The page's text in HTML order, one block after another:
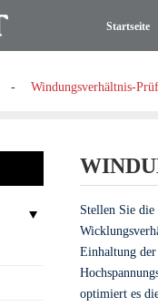
Startseite
Windungsverhältnis-
Stellen Sie
Einhaltung
optimiert es